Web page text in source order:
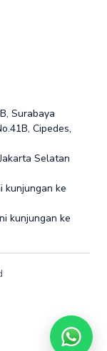
Surabaya
Cipedes,
Selatan
kunjungan ke
kunjungan ke